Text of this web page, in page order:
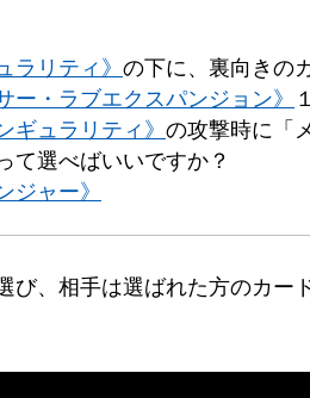
ラリティ》 の下に、裏向きの
ー・ラブエクスパンジョン》
ギュラリティ》 の攻撃時に「
て選べばいいですか？
ジャー》
び、相手は選ばれた方のカー